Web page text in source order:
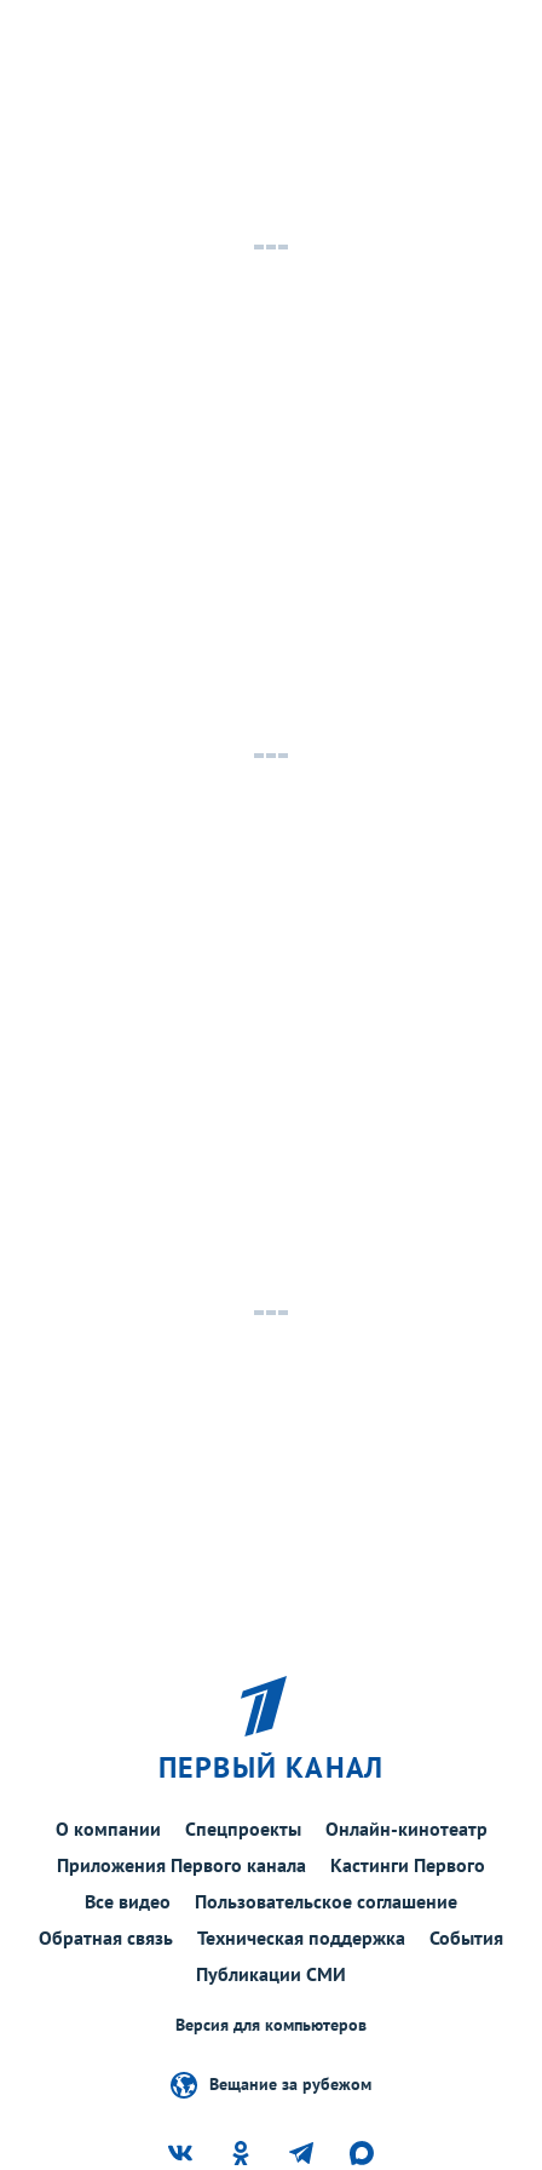
ПЕРВЫЙ КАНАЛ
О компании Спецпроекты
Онлайн-кинотеатр
Приложения Первого канала
Кастинги Первого
Все видео
Пользовательское соглашение
Обратная связь
Техническая поддержка
События
Публикации СМИ
Версия для компьютеров
Вещание за рубежом